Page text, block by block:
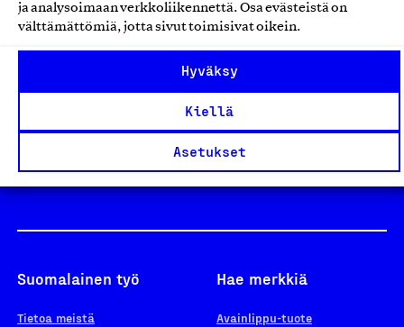
ja analysoimaan verkkoliikennettä. Osa evästeistä on
välttämättömiä, jotta sivut toimisivat oikein.
Hyväksy
Kiellä
Asetukset
Design From Finland
Yhteiskunnallinen Yritys -merkki
Suomalainen työ
Tietoa meistä
Hae merkkiä
Avainlippu-tuote